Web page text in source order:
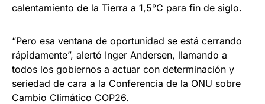
calentamiento de la Tierra a 1,5°C para fin de siglo.
“Pero esa ventana de oportunidad se está cerrando
rápidamente”, alertó Inger Andersen, llamando a
todos los gobiernos a actuar con determinación y
seriedad de cara a la Conferencia de la ONU sobre
Cambio Climático COP26.